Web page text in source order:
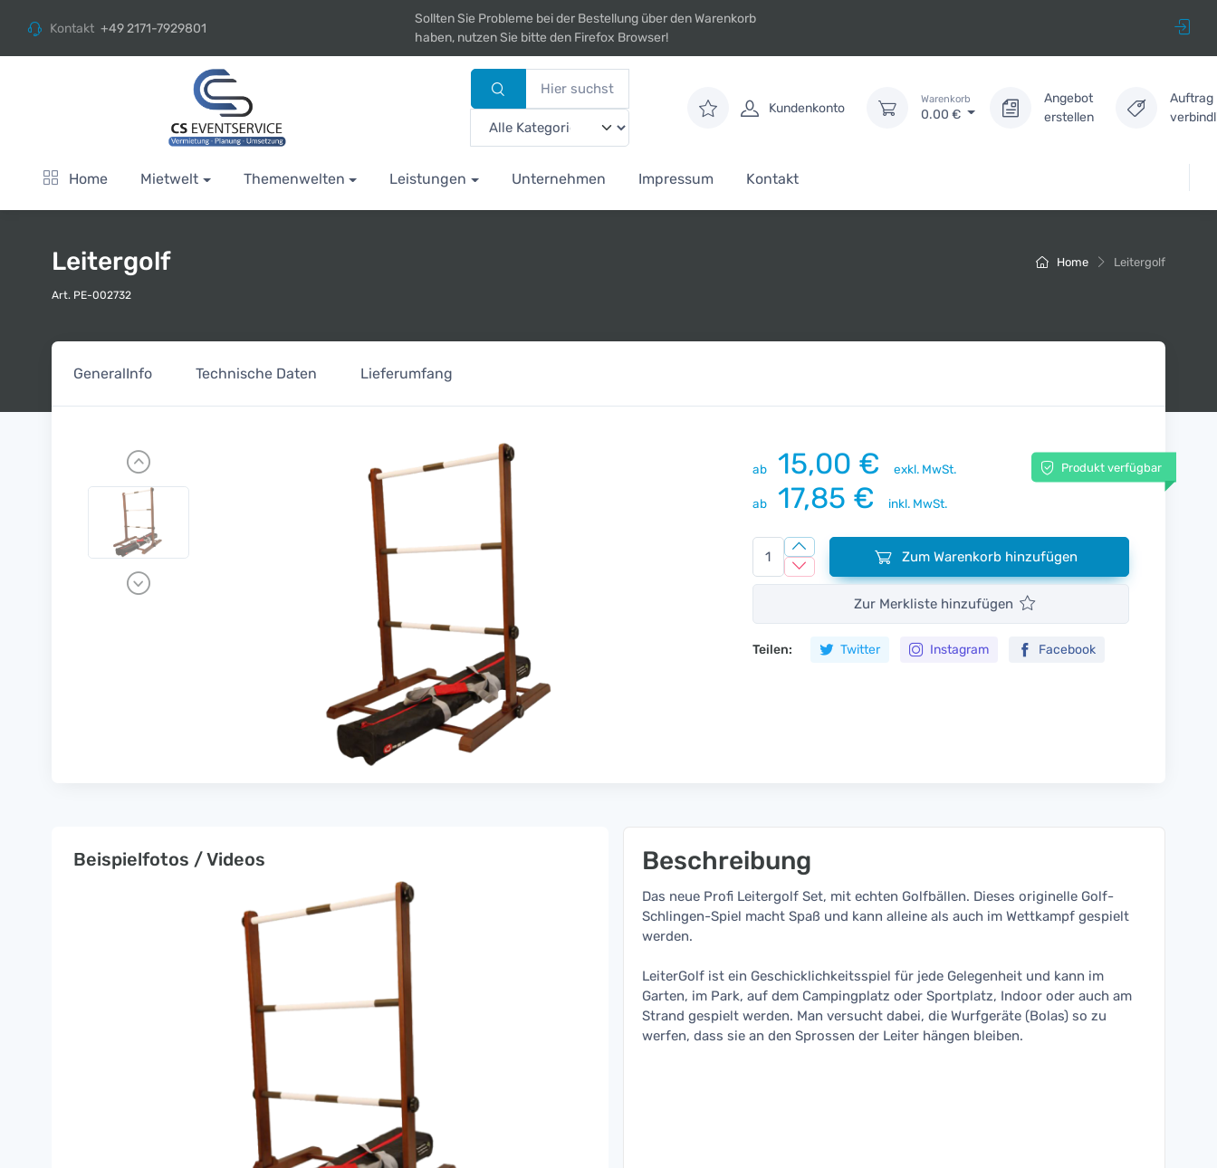
Kontakt +49 2171-7929801
Sollten Sie Probleme bei der Bestellung über den Warenkorb
haben, nutzen Sie bitte den Firefox Browser!
Kundenkonto
Warenkorb
0.00 €
Angebot
erstellen
Auftrag
Home Mietwelt Themenwelten Leistungen Unternehmen Impressum Kontakt
Home Leitergolf
Leitergolf
Art. PE-002732
GeneralInfo Technische Daten Lieferumfang
Previous
Next
ab 15,00 € exkl. MwSt.
ab 17,85 € inkl. MwSt.
Produkt verfügbar
Zum Warenkorb hinzufügen
Zur Merkliste hinzufügen
Teilen: Twitter Instagram Facebook
Beispielfotos / Videos Beschreibung
Das neue Profi Leitergolf Set, mit echten Golfbällen. Dieses originelle Golf-
Schlingen-Spiel macht Spaß und kann alleine als auch im Wettkampf gespielt
werden.
LeiterGolf ist ein Geschicklichkeitsspiel für jede Gelegenheit und kann im
Garten, im Park, auf dem Campingplatz oder Sportplatz, Indoor oder auch am
Strand gespielt werden. Man versucht dabei, die Wurfgeräte (Bolas) so zu
werfen, dass sie an den Sprossen der Leiter hängen bleiben.